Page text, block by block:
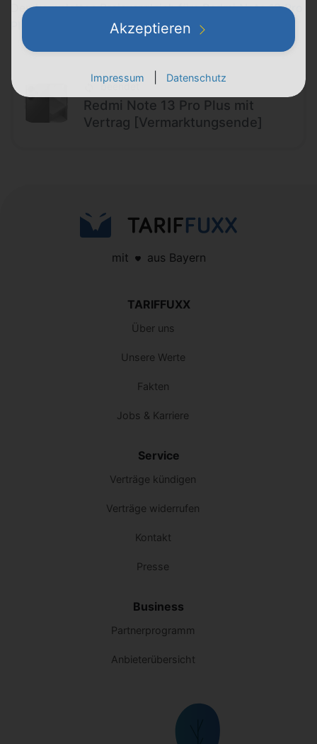
Den komplettenPreisvergleich fürs Redmi Note 13 Pro
kannst du hier verfolgen:
beendet
Redmi Note 13 Pro Plus mit
Vertrag [Vermarktungsende]
mit aus Bayern
TARIFFUXX
Über uns
Unsere Werte
Fakten
Jobs & Karriere
Service
Verträge kündigen
Verträge widerrufen
Kontakt
Presse
Business
Partnerprogramm
Anbieterübersicht
Akzeptieren
Impressum Datenschutz